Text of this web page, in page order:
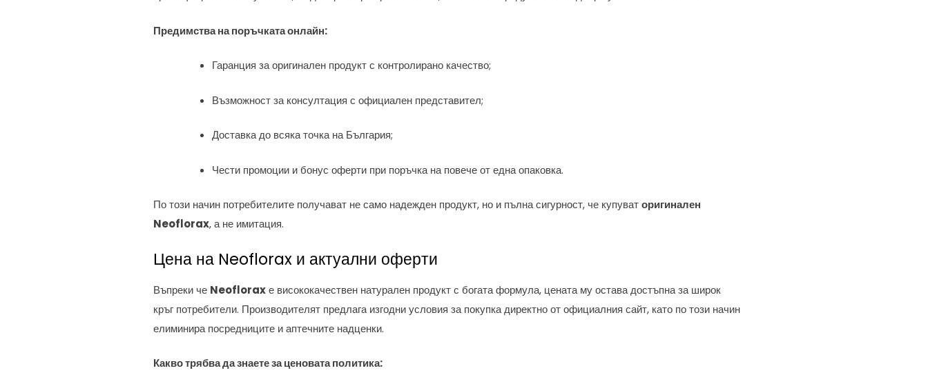
Предимства на поръчката онлайн:
Гаранция за оригинален продукт с контролирано качество;
Възможност за консултация с официален представител;
Доставка до всяка точка на България;
Чести промоции и бонус оферти при поръчка на повече от една опаковка.
По този начин потребителите получават не само надежден продукт, но и пълна сигурност, че купуваторигинален
Neoflorax, а не имитация.
Цена на Neoflorax и актуални оферти
Въпреки че Neofloraxе висококачествен натурален продукт с богата формула, цената му остава достъпна за широк
кръг потребители. Производителят предлага изгодни условия за покупка директно от официалния сайт, като по този начин
елиминира посредниците и аптечните надценки.
Какво трябва да знаете за ценовата политика: